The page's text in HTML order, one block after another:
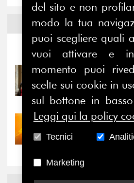
Notizie ed
Notizie - Eventi
31/07/2026
Prima della pausa
il valore di...
30/07/2026
Nove anni dopo la
“grande cecità”:
del sito e non
modo la tua
puoi scegliere quali
vuoi attivare e in
momento puoi
scelte sui cookie in
sul bottone in
Leggi qui la policy
Tecnici
Marketing